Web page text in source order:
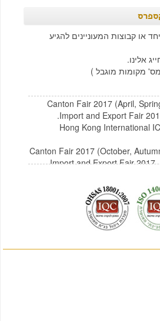
או קבוצות המעוניינים להגיע
אלינו.
מקומות מוגבל )
Canton Fair 2017 (April,
Import and Export Fair
Hong Kong International
Canton Fair 2017 (October,
Import and Export Fair
מסיןלחץ כאן